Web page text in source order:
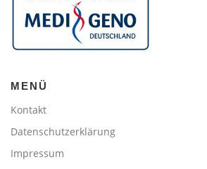
MENÜ
Kontakt
Datenschutzerklärung
Impressum